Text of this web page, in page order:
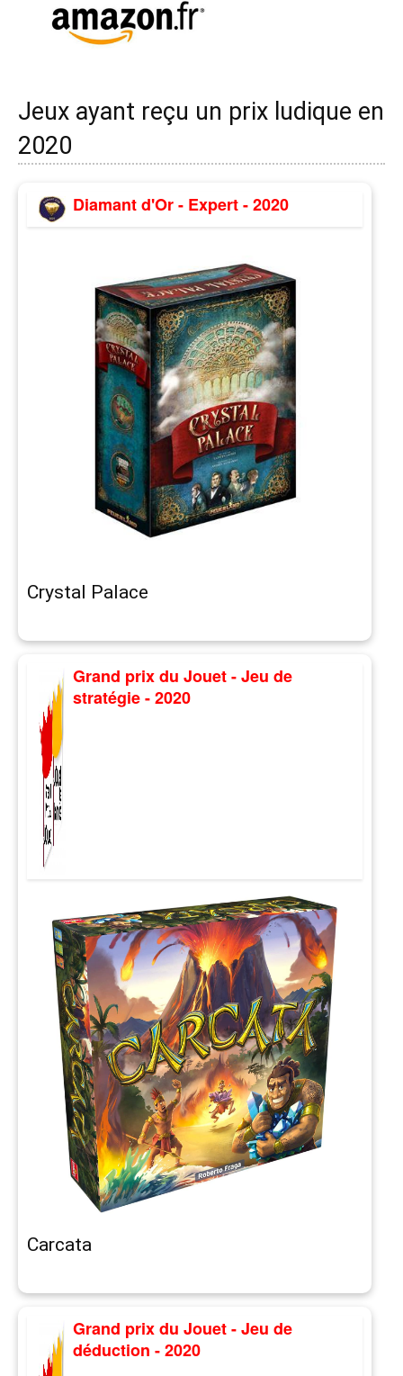
Jeux ayant reçu un prix ludique en
2020
Diamant d'Or - Expert - 2020
Crystal Palace
Grand prix du Jouet - Jeu de
stratégie - 2020
Carcata
Grand prix du Jouet - Jeu de
déduction - 2020